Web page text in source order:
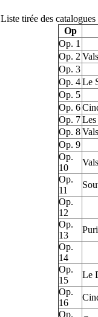
Liste tirée des
Op
Op. 1
Op. 2
Op. 3
Op. 4Le
Op. 5
Op. 6
Op. 7Les
Op. 8
Op. 9
Op.
10
Op.
11
Op.
12
Op.
13
Op.
14
Op.
15
Le
Op.
16
Op.